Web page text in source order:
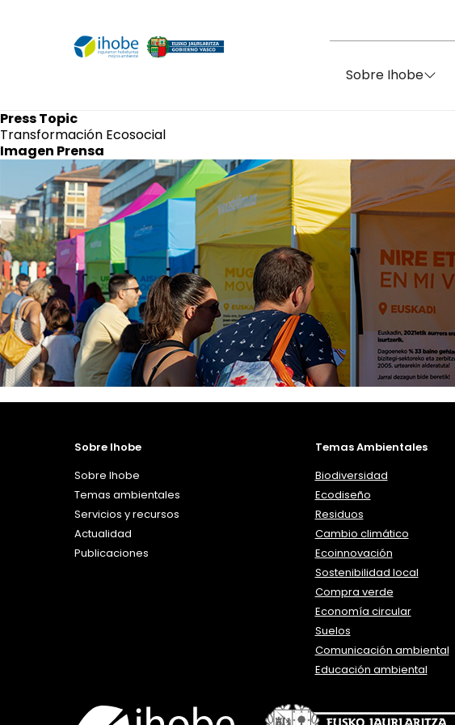
Sobre Ihobe
Press Topic
Transformación Ecosocial
Imagen Prensa
Sobre Ihobe
Sobre Ihobe
Temas ambientales
Servicios y recursos
Actualidad
Publicaciones
Temas Ambientales
Biodiversidad
Ecodiseño
Residuos
Cambio climático
Ecoinnovación
Sostenibilidad local
Compra verde
Economía circular
Suelos
Comunicación ambiental
Educación ambiental